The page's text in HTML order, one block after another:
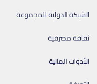
الشبكة الدولية للمجموعة
ثقافة مصرفية
الأدوات المالية